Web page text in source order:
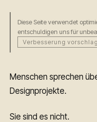
Diese Seite verwendet
entschuldigen uns für
Verbesserung
Menschen sprechen
Designprojekte.
Sie sind es nicht.